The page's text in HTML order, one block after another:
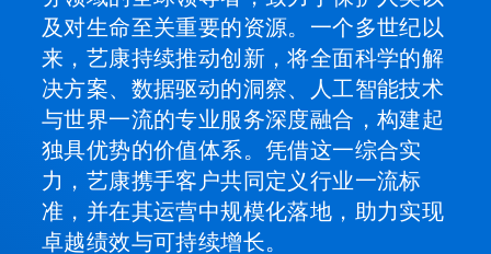
及对生命至关重要的资源。一个多世纪以
来，艺康持续推动创新，将全面科学的解
决方案、数据驱动的洞察、人工智能技术
与世界一流的专业服务深度融合，构建起
独具优势的价值体系。凭借这一综合实
力，艺康携手客户共同定义行业一流标
准，并在其运营中规模化落地，助力实现
卓越绩效与可持续增长。